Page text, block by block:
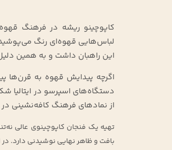
کاپوچینو ریشه در فرهنگ
لباس‌هایی قهوه‌ای رنگ
این راهبان داشت و به همین
اگرچه پیدایش قهوه به قرن‌ها
دستگاه‌های اسپرسو در
از نمادهای فرهنگ کافه‌نشینی
تهیه یک فنجان کاپوچینوی عالی
بافت و ظاهر نهایی نوشیدنی دارد.